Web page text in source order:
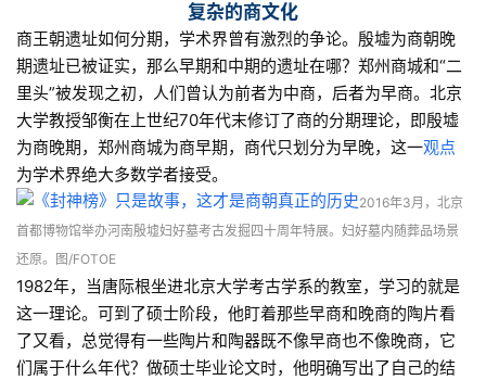
复杂的商文化
商王朝遗址如何分期，学术界曾有激烈的争论。殷墟为商朝晚
期遗址已被证实，那么早期和中期的遗址在哪？郑州商城和“二
里头”被发现之初，人们曾认为前者为中商，后者为早商。北京
大学教授邹衡在上世纪70年代末修订了商的分期理论，即殷墟
为商晚期，郑州商城为商早期，商代只划分为早晚，这一观点
为学术界绝大多数学者接受。
2016年3月，北京
首都博物馆举办河南殷墟妇好墓考古发掘四十周年特展。 妇好墓内随葬品场景
还原。
图/FOTOE
1982年，当唐际根坐进北京大学考古学系的教室，学习的就是
这一理论。可到了硕士阶段，他盯着那些早商和晚商的陶片看
了又看，总觉得有一些陶片和陶器既不像早商也不像晚商，它
们属于什么年代？做硕士毕业论文时，他明确写出了自己的结